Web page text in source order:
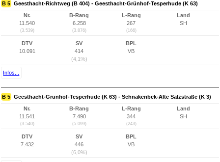
B 5 Geesthacht-Richtweg (B 404) - Geesthacht-Grünhof-Tesperhude (K 63)
Nr.
11.540
(3.539)
B-Rang
6.258
(3.876)
L-Rang
267
(166)
Land
SH
DTV
10.091
SV
414
(4,1%)
BPL
VB
Infos...
B 5 Geesthacht-Grünhof-Tesperhude (K 63) - Schnakenbek-Alte Salzstraße (K 3)
Nr.
11.541
(3.540)
B-Rang
7.490
(5.099)
L-Rang
344
(243)
Land
SH
DTV
7.432
SV
446
(6,0%)
BPL
VB